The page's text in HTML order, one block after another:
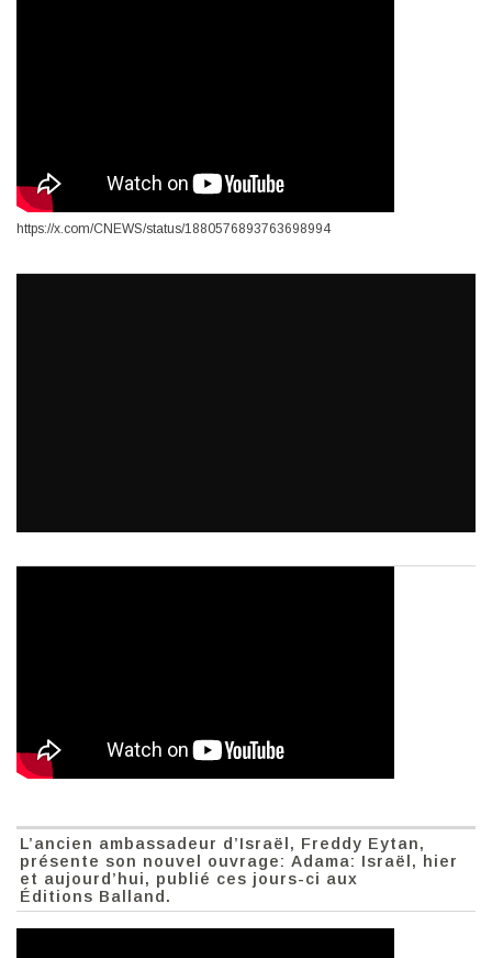
https://x.com/CNEWS/status/1880576893763698994
L’ancien ambassadeur d’Israël, Freddy Eytan,
présente son nouvel ouvrage: Adama: Israël, hier
et aujourd’hui, publié ces jours-ci aux
Éditions Balland.